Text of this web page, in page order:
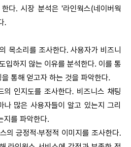
다. 시장 분석은 '라인웍스(네이버웍
.
목소리를 조사한다. 사용자가 비즈니
입하지 않는 이유를 분석한다. 이를 통
통해 얻고자 하는 것을 파악한다.
의 인지도를 조사한다. 비즈니스 채팅
많은 사용자들이 알고 있는지 그리
지를 파악한다.
의 긍정적∙부정적 이미지를 조사한다.